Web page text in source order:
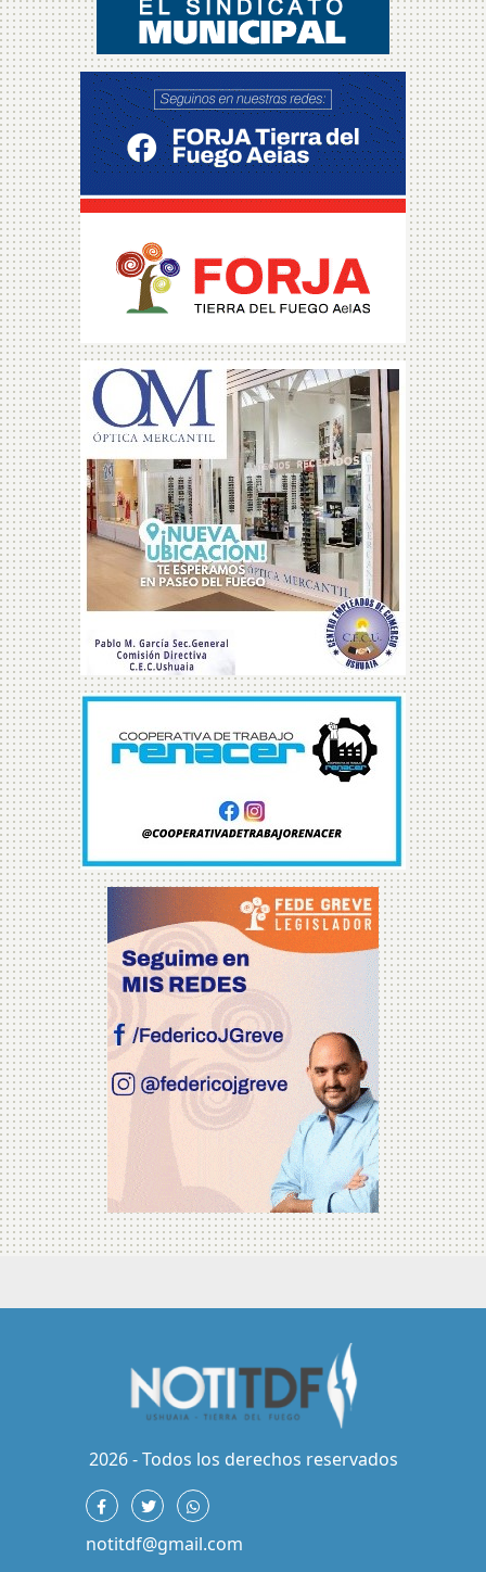
2026 - Todos los derechos reservados
notitdf@gmail.com